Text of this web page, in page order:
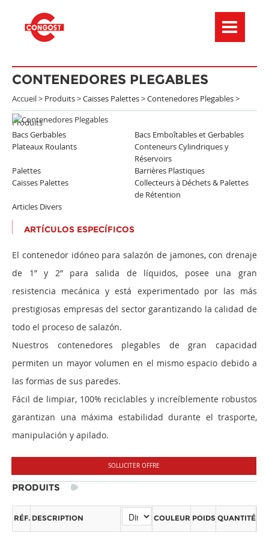
CONTENEDORES PLEGABLES
Accueil > Produits>Caisses Palettes>Contenedores Plegables>
Produits
Bacs Gerbables
Bacs Emboîtables et Gerbables
Plateaux Roulants
Conteneurs Cylindriques y
Réservoirs
Palettes
Barrières Plastiques
Caisses Palettes
Collecteurs à Déchets & Palettes
de Rétention
Articles Divers
ARTÍCULOS ESPECÍFICOS
El contenedor idóneo para salazón de jamones, con drenaje
de 1” y 2” para salida de líquidos, posee una gran
resistencia mecánica y está experimentado por las más
prestigiosas empresas del sector garantizando la calidad de
todo el proceso de salazón.
Nuestros contenedores plegables de gran capacidad
permiten un mayor volumen en el mismo espacio debido a
las formas de sus paredes.
Fácil de limpiar, 100% reciclables y increíblemente robustos
garantizan una máxima estabilidad durante el trasporte,
manipulación y apilado.
SOLLICITER OFFRE
PRODUITS
RÉF. DESCRIPTION COULEUR POIDS QUANTITÉ